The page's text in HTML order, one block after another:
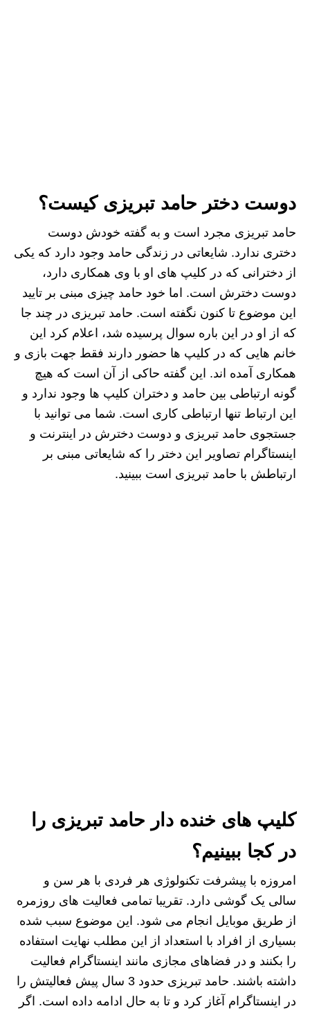
دوست دختر حامد تبریزی کیست؟
حامد تبریزی مجرد است و به گفته خودش دوست
دختری ندارد. شایعاتی در زندگی حامد وجود دارد که یکی
از دخترانی که در کلیپ های او با وی همکاری دارد،
دوست دخترش است. اما خود حامد چیزی مبنی بر تایید
این موضوع تا کنون نگفته است. حامد تبریزی در چند جا
که از او در این باره سوال پرسیده شد، اعلام کرد این
خانم هایی که در کلیپ ها حضور دارند فقط جهت بازی و
همکاری آمده اند. این گفته حاکی از آن است که هیچ
گونه ارتباطی بین حامد و دختران کلیپ ها وجود ندارد و
این ارتباط تنها ارتباطی کاری است. شما می توانید با
جستجوی حامد تبریزی و دوست دخترش در اینترنت و
اینستاگرام تصاویر این دختر را که شایعاتی مبنی بر
ارتباطش با حامد تبریزی است ببینید.
کلیپ های خنده دار حامد تبریزی را
در کجا ببینیم؟
امروزه با پیشرفت تکنولوژی هر فردی با هر سن و
سالی یک گوشی دارد. تقریبا تمامی فعالیت های روزمره
از طریق موبایل انجام می شود. این موضوع سبب شده
بسیاری از افراد با استعداد از این مطلب نهایت استفاده
را بکنند و در فضاهای مجازی مانند اینستاگرام فعالیت
داشته باشند. حامد تبریزی حدود 3 سال پیش فعالیتش را
در اینستاگرام آغاز کرد و تا به حال ادامه داده است. اگر